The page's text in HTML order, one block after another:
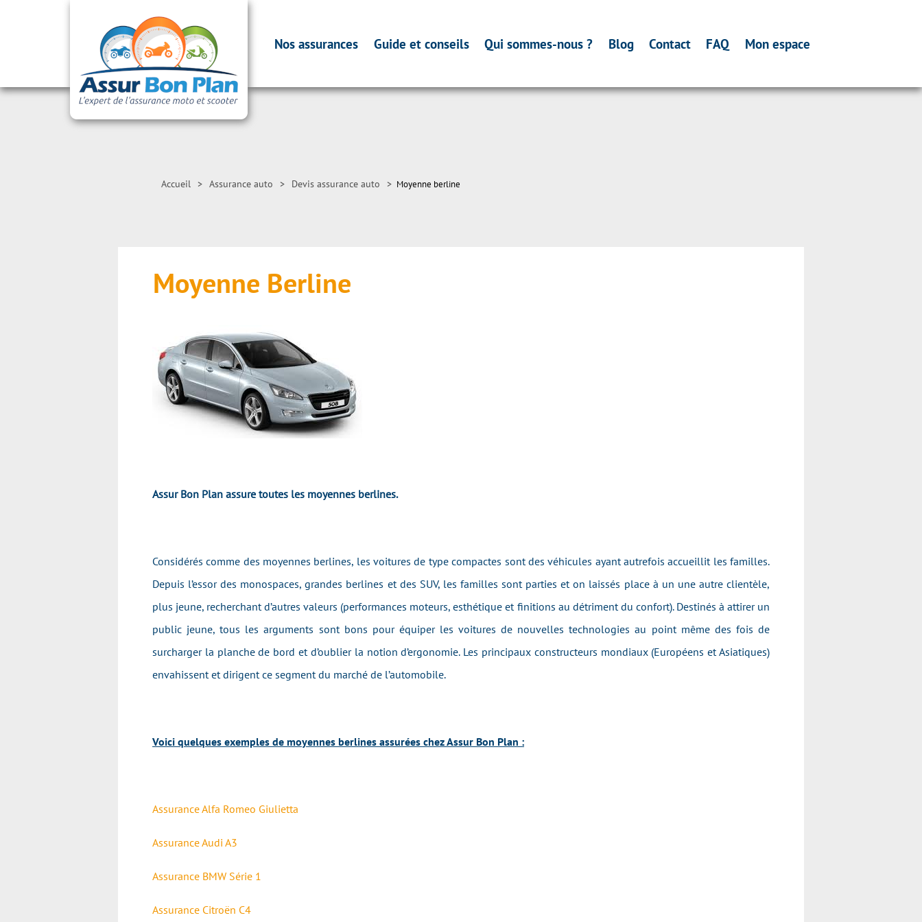
Nos assurances Guide et conseils Qui sommes-nous ? Blog Contact FAQ Mon espace
Accueil > Assurance auto > Devis assurance auto > Moyenne berline
Moyenne Berline
Assur Bon Plan assure toutes les moyennes berlines.
Considérés comme des moyennes berlines, les voitures de type compactes sont des véhicules ayant autrefois accueillit les familles.
Depuis l’essor des monospaces, grandes berlines et des SUV, les familles sont parties et on laissés place à un une autre clientèle,
plus jeune, recherchant d’autres valeurs (performances moteurs, esthétique et finitions au détriment du confort). Destinés à attirer un
public jeune, tous les arguments sont bons pour équiper les voitures de nouvelles technologies au point même des fois de
surcharger la planche de bord et d’oublier la notion d’ergonomie. Les principaux constructeurs mondiaux (Européens et Asiatiques)
envahissent et dirigent ce segment du marché de l’automobile.
Voici quelques exemples de moyennes berlines assurées chez Assur Bon Plan :
Assurance Alfa Romeo Giulietta
Assurance Audi A3
Assurance BMW Série 1
Assurance Citroën C4